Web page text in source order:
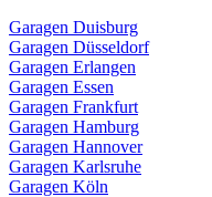
Garagen Duisburg
Garagen Düsseldorf
Garagen Erlangen
Garagen Essen
Garagen Frankfurt
Garagen Hamburg
Garagen Hannover
Garagen Karlsruhe
Garagen Köln